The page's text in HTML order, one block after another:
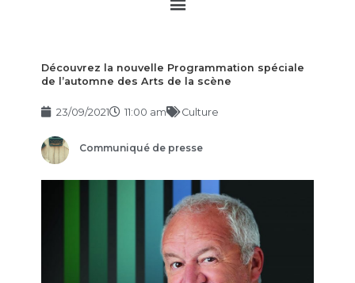
Découvrez la nouvelle Programmation spéciale
de l’automne des Arts de la scène
23/09/2021 11:00 am Culture
Communiqué de presse